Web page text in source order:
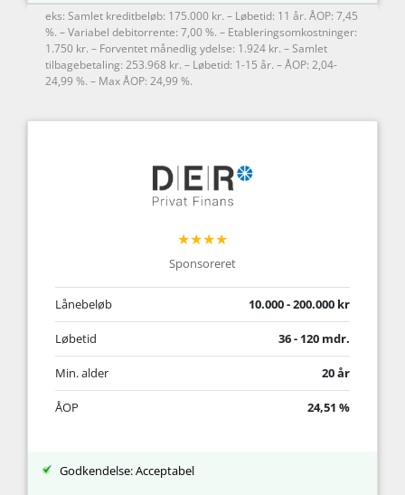
eks: Samlet kreditbeløb: 175.000 kr. – Løbetid: 11 år. ÅOP: 7,45
%. – Variabel debitorrente: 7,00 %. – Etableringsomkostninger:
1.750 kr. – Forventet månedlig ydelse: 1.924 kr. – Samlet
tilbagebetaling: 253.968 kr. – Løbetid: 1-15 år. – ÅOP: 2,04-
24,99 %. – Max ÅOP: 24,99 %.
★★★★
Sponsoreret
Lånebeløb 10.000 - 200.000 kr
Løbetid 36 - 120 mdr.
Min. alder 20 år
ÅOP 24,51 %
Godkendelse: Acceptabel